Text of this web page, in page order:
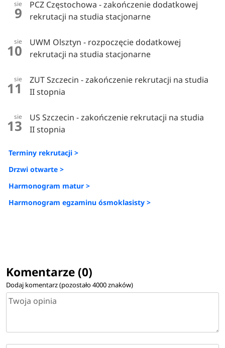
sie
9
PCZ Częstochowa - zakończenie dodatkowej
rekrutacji na studia stacjonarne
sie
10
UWM Olsztyn - rozpoczęcie dodatkowej
rekrutacji na studia stacjonarne
sie
11
ZUT Szczecin - zakończenie rekrutacji na studia
II stopnia
sie
13
US Szczecin - zakończenie rekrutacji na studia
II stopnia
Terminy rekrutacji >
Drzwi otwarte >
Harmonogram matur >
Harmonogram egzaminu ósmoklasisty >
Komentarze (0)
Dodaj komentarz (pozostało4000znaków)